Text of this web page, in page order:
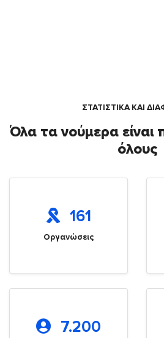
ΣΤΑΤΙΣΤΙΚΑ ΚΑΙ
Όλα τα νούμερα είναι
όλους
161
Οργανώσεις
7.200